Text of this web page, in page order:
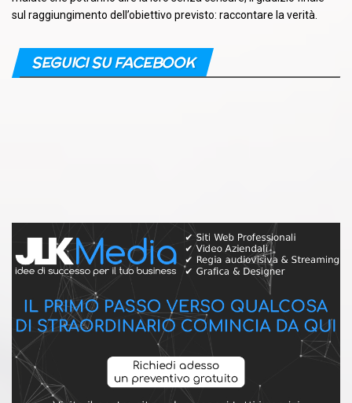
sul raggiungimento dell’obiettivo previsto: raccontare la verità.
SEGUICI SU FACEBOOK